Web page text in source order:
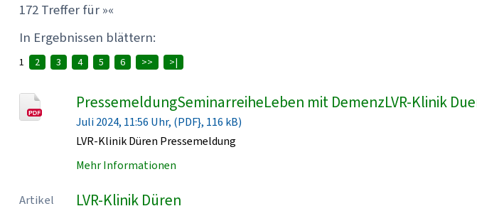
172 Treffer für »«
In Ergebnissen blättern:
1 2 3 4 5 6 >> >|
PressemeldungSeminarreiheLeben mit DemenzLVR-Klinik
Juli 2024, 11:56 Uhr, (PDF}, 116 kB)
LVR-Klinik Düren Pressemeldung
Mehr Informationen
Artikel LVR-Klinik Düren